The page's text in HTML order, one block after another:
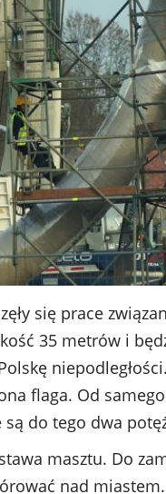
się prace
35 metrów i
flaga. Od
do tego dwa
masztu. Do
nad